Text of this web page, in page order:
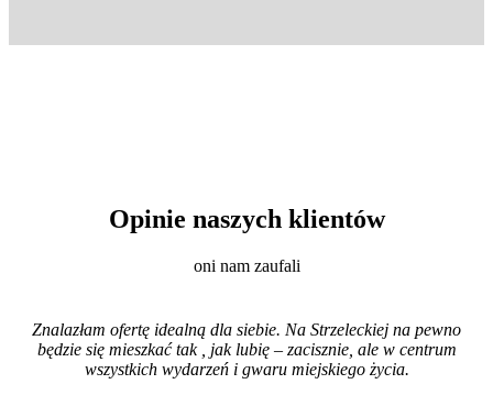
Opinie naszych klientów
oni nam zaufali
Znalazłam ofertę idealną dla siebie. Na Strzeleckiej na pewno
będzie się mieszkać tak , jak lubię – zacisznie, ale w centrum
wszystkich wydarzeń i gwaru miejskiego życia.